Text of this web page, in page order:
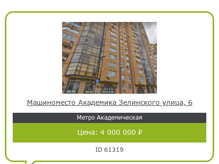
Машиноместо Академика Зелинского улица, 6
Метро Академическая
Цена: 4 000 000 ₽
ID 61319